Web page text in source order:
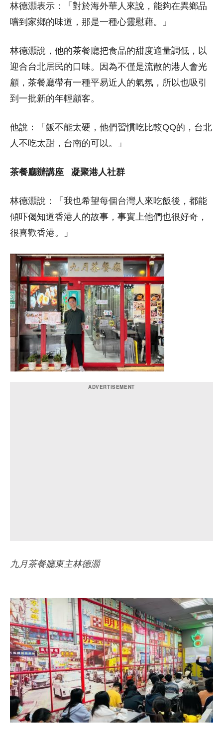
林德灝表示：「對於海外華人來說，能夠在異鄉品
嚐到家鄉的味道，那是一種心靈慰藉。」
林德灝說，他的茶餐廳把食品的甜度適量調低，以
迎合台北居民的口味。因為不僅是流散的港人會光
顧，茶餐廳帶有一種平易近人的氣氛，所以也吸引
到一批新的年輕顧客。
他說：「飯不能太硬，他們習慣吃比較QQ的，台北
人不吃太甜，台南的可以。」
茶餐廳辦講座 凝聚港人社群
林德灝說：「我也希望每個台灣人來吃飯後，都能
傾吓偈知道香港人的故事，事實上他們也很好奇，
很喜歡香港。」
九月茶餐廳東主林德灝